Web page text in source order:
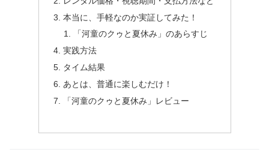
本当に、手軽なのか実証してみた！
「河童のクゥと夏休み」のあらすじ
実践方法
タイム結果
あとは、普通に楽しむだけ！
「河童のクゥと夏休み」レビュー